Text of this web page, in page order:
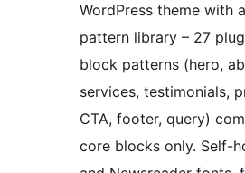
WordPress theme with
pattern library – 27
block patterns (hero,
services, testimonials,
CTA, footer, query)
core blocks only. Self-